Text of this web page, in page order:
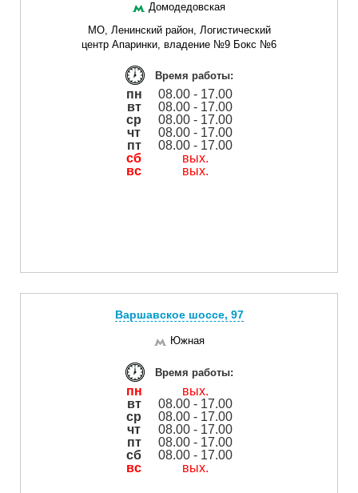
Домодедовская
МО, Ленинский район, Логистический
центр Апаринки, владение №9 Бокс №6
Время работы:
пн
08.00 - 17.00
вт
08.00 - 17.00
ср
08.00 - 17.00
чт
08.00 - 17.00
пт
08.00 - 17.00
сб
вых.
вс
вых.
Варшавское шоссе, 97
Южная
Время работы:
пн
вых.
вт
08.00 - 17.00
ср
08.00 - 17.00
чт
08.00 - 17.00
пт
08.00 - 17.00
сб
08.00 - 17.00
вс
вых.